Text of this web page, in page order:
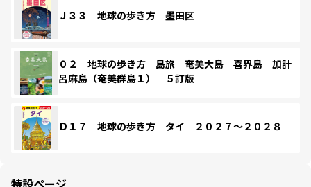
Ｊ３３ 地球の歩き方 墨田区
０２ 地球の歩き方 島旅 奄美大島 喜界島 加計
呂麻島（奄美群島１） ５訂版
Ｄ１７ 地球の歩き方 タイ ２０２７～２０２８
特設ページ